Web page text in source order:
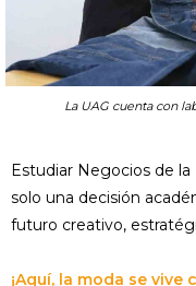
La UAG cuenta con
Estudiar Negocios de
solo una decisión
futuro creativo,
¡Aquí, la moda se